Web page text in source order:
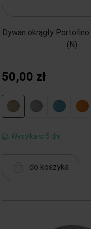
Dywan okrągły
(N)
50,00 zł
Wysyłka w 5 dni
do koszyka